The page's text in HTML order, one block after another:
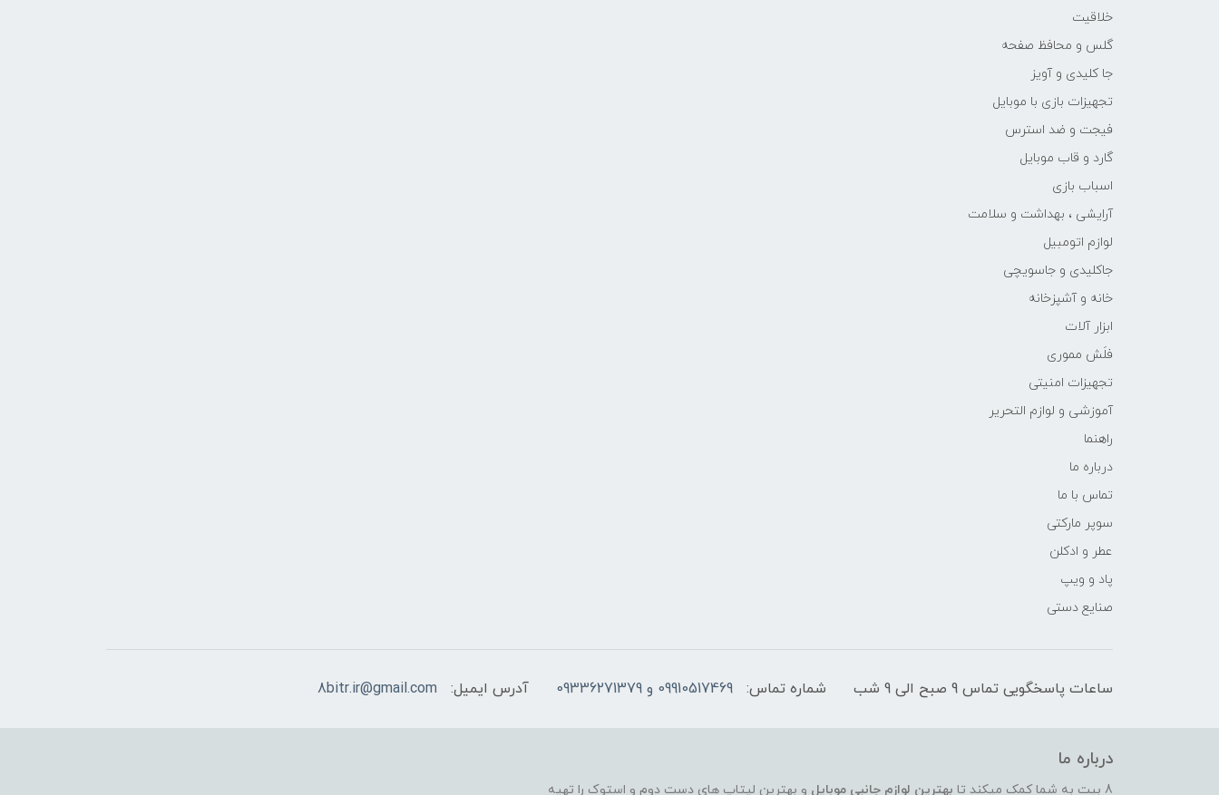
خلاقیت
گلس و محافظ صفحه
جا کلیدی و آویز
تجهیزات بازی با موبایل
فیجت و ضد استرس
گارد و قاب موبایل
اسباب بازی
آرایشی ، بهداشت و سلامت
لوازم اتومبیل
جاکلیدی و جاسویچی
خانه و آشپزخانه
ابزار آلات
فلَش مموری
تجهیزات امنیتی
آموزشی و لوازم التحریر
راهنما
درباره ما
تماس با ما
سوپر مارکتی
عطر و ادکلن
پاد و ویپ
صنایع دستی
ساعات پاسخگویی تماس 9 صبح الی 9 شب شماره تماس: 09910517469 و 09336271379 آدرس ایمیل: 8bitr.ir@gmail.com
درباره ما
8 بیت به شما کمک میکند تا بهترین لوازم جانبی موبایل و بهترین لپتاپ های دست دوم و استوک را تهیه